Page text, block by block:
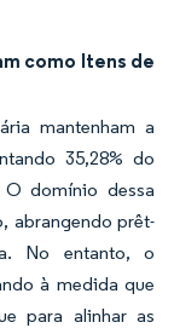
como Itens de
mantenham a
35,28% do
domínio dessa
abrangendo prêt-
No entanto, o
à medida que
para alinhar as